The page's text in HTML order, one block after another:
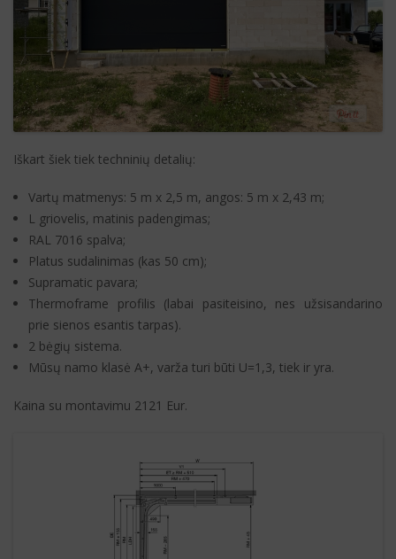
Iškart šiek tiek techninių detalių:
Vartų matmenys: 5 m x 2,5 m, angos: 5 m x 2,43 m;
L griovelis, matinis padengimas;
RAL 7016 spalva;
Platus sudalinimas (kas 50 cm);
Supramatic pavara;
Thermoframe profilis (labai pasiteisino, nes užsisandarino
prie sienos esantis tarpas).
2 bėgių sistema.
Mūsų namo klasė A+, varža turi būti U=1,3, tiek ir yra.
Kaina su montavimu 2121 Eur.